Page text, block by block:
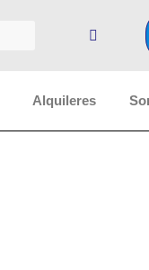
Alquileres